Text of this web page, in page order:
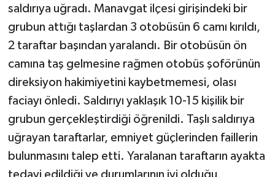
saldırıya uğradı. Manavgat ilçesi girişindeki bir
grubun attığı taşlardan 3 otobüsün 6 camı kırıldı,
2 taraftar başından yaralandı. Bir otobüsün ön
camına taş gelmesine rağmen otobüs şoförünün
direksiyon hakimiyetini kaybetmemesi, olası
faciayı önledi. Saldırıyı yaklaşık 10-15 kişilik bir
grubun gerçekleştirdiği öğrenildi. Taşlı saldırıya
uğrayan taraftarlar, emniyet güçlerinden faillerin
bulunmasını talep etti. Yaralanan taraftarın ayakta